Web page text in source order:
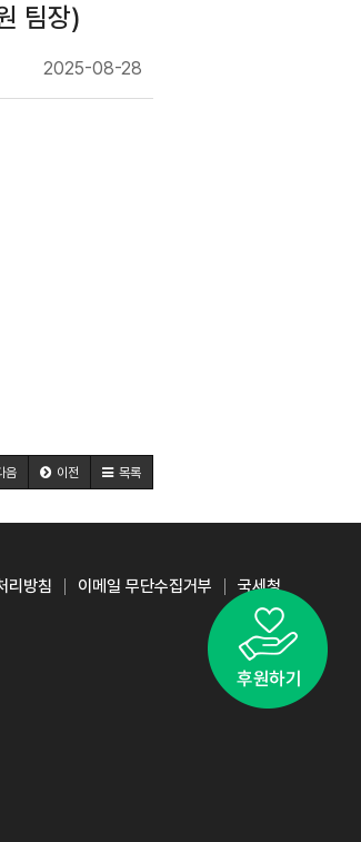
팀장)
2025-08-28
음 이전 목록
리방침 이메일 무단수집거부 국세청